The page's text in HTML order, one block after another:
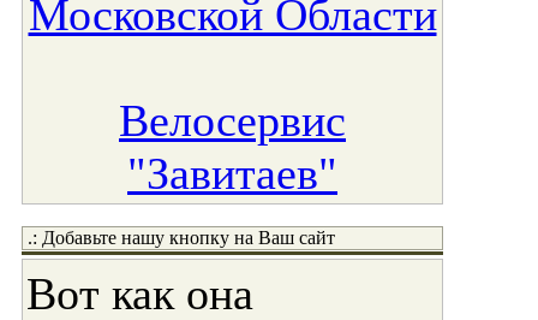
Московской Области
Велосервис
"Завитаев"
.: Добавьте нашу кнопку на Ваш сайт
Вот как она